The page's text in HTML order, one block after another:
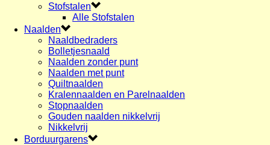
Stofstalen
Alle Stofstalen
Naalden
Naaldbedraders
Bolletjesnaald
Naalden zonder punt
Naalden met punt
Quiltnaalden
Kralennaalden en Parelnaalden
Stopnaalden
Gouden naalden nikkelvrij
Nikkelvrij
Borduurgarens